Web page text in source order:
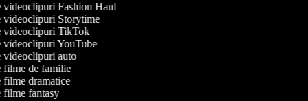
videoclipuri Fashion Haul
videoclipuri Storytime
videoclipuri TikTok
videoclipuri YouTube
videoclipuri auto
filme de familie
filme dramatice
filme fantasy